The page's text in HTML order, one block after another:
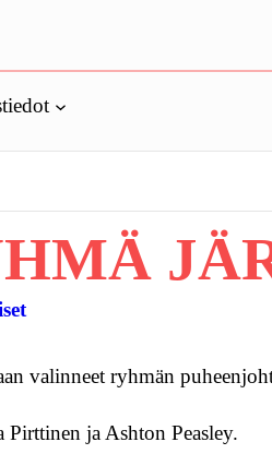
valinneet ryhmän
ja Ashton Peasley.